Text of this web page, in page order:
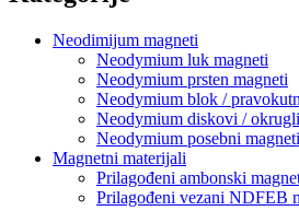
Neodimijum magneti
Neodymium luk magneti
Neodymium prsten magneti
Neodymium blok /
Neodymium diskovi /
Neodymium posebni
Magnetni materijali
Prilagođeni ambonski
Prilagođeni vezani NDFEB